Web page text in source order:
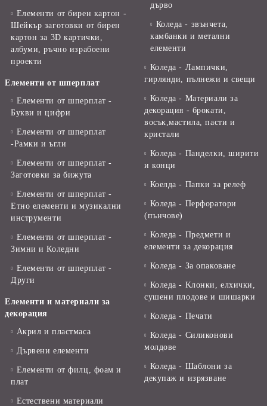
Елементи от бирен картон -
Шейкър заготовки от бирен
картон за 3D картички,
албуми, ръчно израбоени
проекти
Елементи от шперплат
Елементи от шперплат -
Букви и цифри
Елементи от шперплат
-Рамки и ъгли
Елементи от шперплат -
Заготовки за бижута
Елементи от шперплат -
Етно елементи и музикални
инструменти
Елементи от шперплат -
Зимни и Коледни
Елементи от шперплат -
Други
Елементи и материали за
декорация
Акрил и пластмаса
Дървени елементи
Елементи от филц, фоам и
плат
Естествени материали
дърво
Коледа - звънчета,
камбанки и метални
елементи
Коледа - Лампички,
гирлянди, пълнежи и свещи
Коледа - Материали за
декорация - брокати,
восък,мастила, пасти и
кристали
Коледа - Панделки, ширити
и конци
Коелда - Папки за релеф
Коледа - Перфоратори
(пънчове)
Коледа - Предмети и
елементи за декорация
Коледа - За опаковане
Коледа - Kлонки, елхички,
сушени плодове и шишарки
Коледа - Печати
Коледа - Силиконови
молдове
Коледа - Шаблони за
декупаж и изрязване